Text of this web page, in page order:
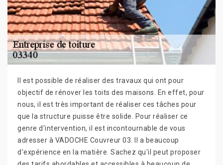
Il est possible de réaliser des travaux qui ont pour
objectif de rénover les toits des maisons. En effet, pour
nous, il est très important de réaliser ces tâches pour
que la structure puisse être solide. Pour réaliser ce
genre d'intervention, il est incontournable de vous
adresser à VADOCHE Couvreur 03. Il a beaucoup
d'expérience en la matière. Sachez qu'il peut proposer